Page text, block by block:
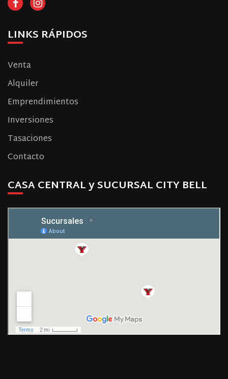
LINKS RÁPIDOS
Venta
Alquiler
Emprendimientos
Inversiones
Tasaciones
Contacto
CASA CENTRAL y SUCURSAL CITY BELL